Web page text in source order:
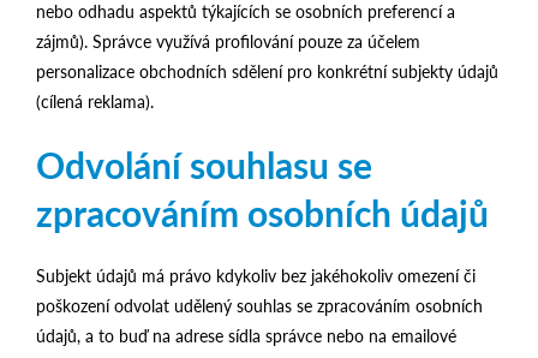
nebo odhadu aspektů týkajících se osobních preferencí a
zájmů). Správce využívá profilování pouze za účelem
personalizace obchodních sdělení pro konkrétní subjekty údajů
(cílená reklama).
Odvolání souhlasu se
zpracováním osobních údajů
Subjekt údajů má právo kdykoliv bez jakéhokoliv omezení či
poškození odvolat udělený souhlas se zpracováním osobních
údajů, a to buď na adrese sídla správce nebo na emailové